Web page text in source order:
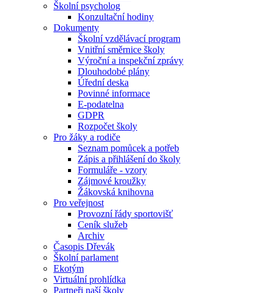
Školní psycholog
Konzultační hodiny
Dokumenty
Školní vzdělávací program
Vnitřní směrnice školy
Výroční a inspekční zprávy
Dlouhodobé plány
Úřední deska
Povinné informace
E-podatelna
GDPR
Rozpočet školy
Pro žáky a rodiče
Seznam pomůcek a potřeb
Zápis a přihlášení do školy
Formuláře - vzory
Zájmové kroužky
Žákovská knihovna
Pro veřejnost
Provozní řády sportovišť
Ceník služeb
Archiv
Časopis Dřevák
Školní parlament
Ekotým
Virtuální prohlídka
Partneři naší školy